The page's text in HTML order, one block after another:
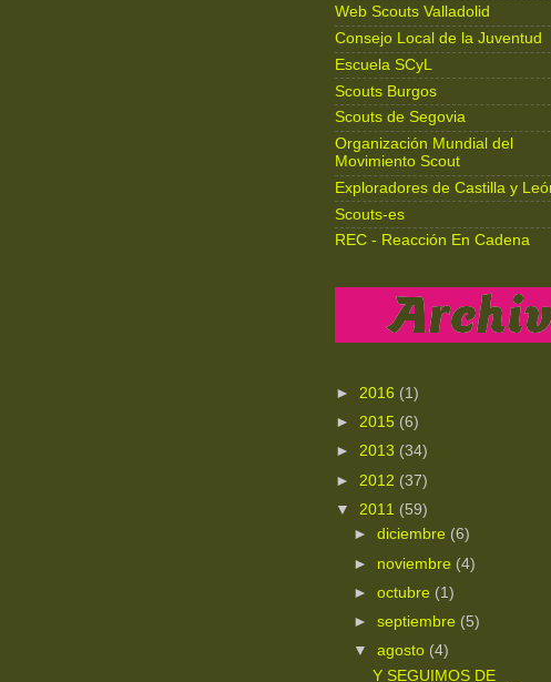
Web Scouts Valladolid
Consejo Local de la Juventud
Escuela SCyL
Scouts Burgos
Scouts de Segovia
Organización Mundial del
Movimiento Scout
Exploradores de Castilla y
Scouts-es
REC - Reacción En Cadena
► 2016 (1)
► 2015 (6)
► 2013 (34)
► 2012 (37)
▼ 2011 (59)
►diciembre (6)
► noviembre (4)
►octubre (1)
►septiembre (5)
▼agosto (4)
Y SEGUIMOS DE